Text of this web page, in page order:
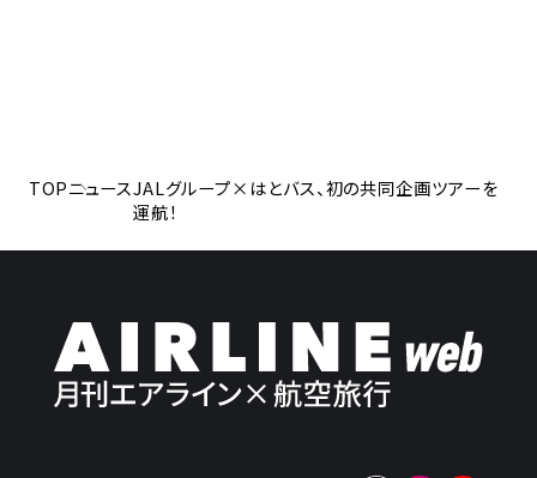
TOPニュースJALグループ×はとバス、初の共同企画ツアーを
運航！